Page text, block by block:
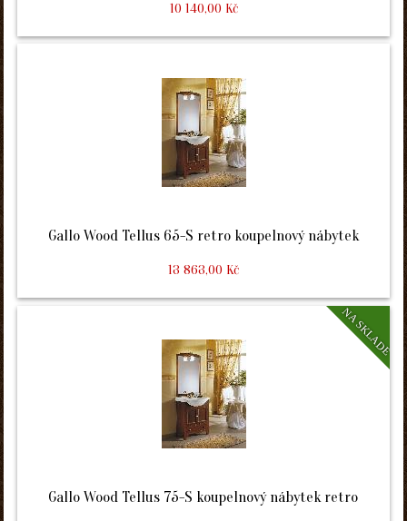
10 140,00 Kč
Gallo Wood Tellus 65-S retro koupelnový nábytek
13 863,00 Kč
NA SKLADE
Gallo Wood Tellus 75-S koupelnový nábytek retro